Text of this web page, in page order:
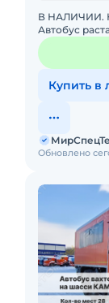
В НАЛИЧИИ.
Автобус
до базы или
мультибрендо
Купить в
Обновлено